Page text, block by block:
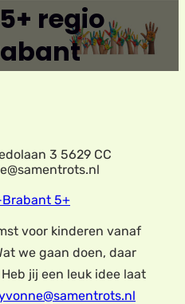
regio
3 5629 CC
5+
voor kinderen vanaf
we gaan doen, daar
jij een leuk idee laat